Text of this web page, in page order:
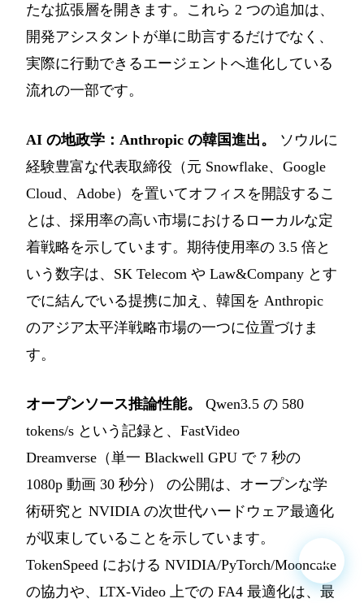
たな拡張層を開きます。これら 2 つの追加は、
開発アシスタントが単に助言するだけでなく、
実際に行動できるエージェントへ進化している
流れの一部です。
AI の地政学：Anthropic の韓国進出。
ソウルに
経験豊富な代表取締役（元 Snowflake、Google
Cloud、Adobe）を置いてオフィスを開設するこ
とは、採用率の高い市場におけるローカルな定
着戦略を示しています。期待使用率の 3.5 倍と
いう数字は、SK Telecom や Law&Company とす
でに結んでいる提携に加え、韓国を Anthropic
のアジア太平洋戦略市場の一つに位置づけま
す。
オープンソース推論性能。
Qwen3.5 の 580
tokens/s という記録と、FastVideo
Dreamverse（単一 Blackwell GPU で 7 秒の
1080p 動画 30 秒分） の公開は、オープンな学
術研究と NVIDIA の次世代ハードウェア最適化
が収束していることを示しています。
TokenSpeed における NVIDIA/PyTorch/Mooncake
の協力や、LTX-Video 上での FA4 最適化は、最